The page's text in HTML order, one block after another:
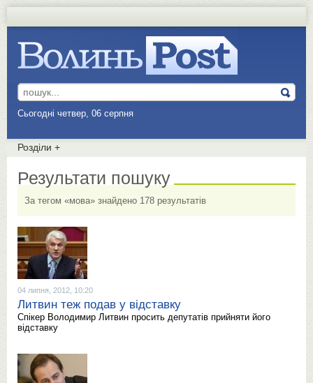
Сьогодні четвер, 06 серпня
Розділи +
Результати пошуку
За тегом «мова» знайдено 178 результатів
04 липня, 2012, 10:20
Литвин теж подав у відставку
Спікер Володимир Литвин просить депутатів прийняти його
відставку